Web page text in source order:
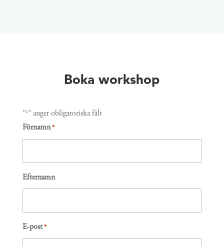
Boka workshop
”*” anger obligatoriska fält
Förnamn *
Efternamn
E-post *